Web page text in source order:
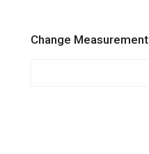
Change Measurement